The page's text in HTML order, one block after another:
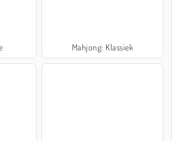
Mahjong: Klassiek